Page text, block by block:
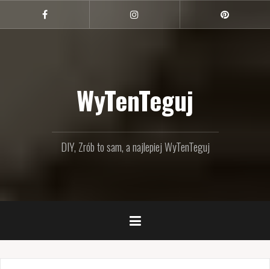
treści
Facebook
WyTenTeguj
DIY, Zrób to sam, a najlepiej WyTenTeguj